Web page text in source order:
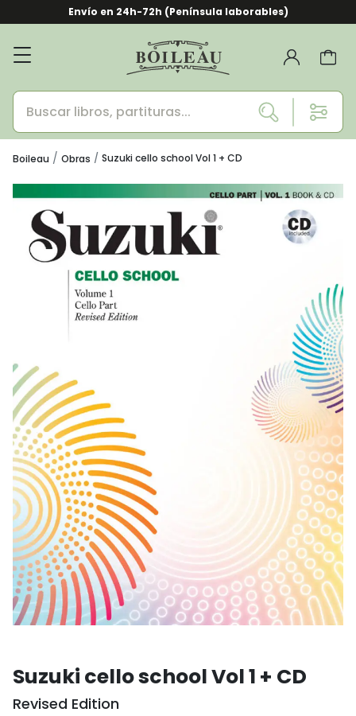
Envío en 24h-72h (Península laborables)
Boileau Obras Suzuki cello school Vol 1 + CD
Suzuki cello school Vol 1 + CD
Revised Edition